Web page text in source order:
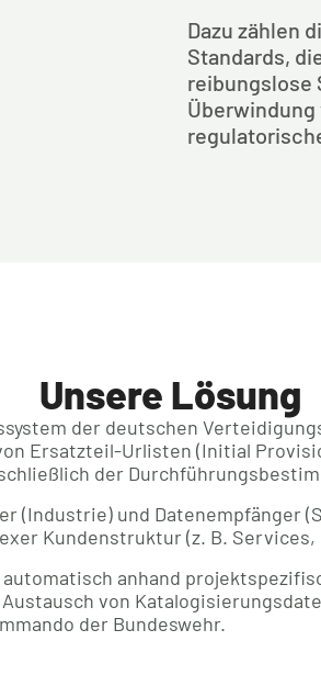
Dazu zählen
Standards,
reibungslose
Unsere Lösung
der deutschen
Ersatzteil-Urlisten (Initial
der
(Industrie) und Datenempfänger
Kundenstruktur (z. B. Services,
anhand
von
der Bundeswehr.